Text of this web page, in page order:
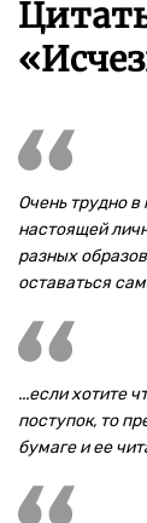
Очень трудно
настоящей
разных
оставаться
...если хотите
поступок, то
бумаге и ее